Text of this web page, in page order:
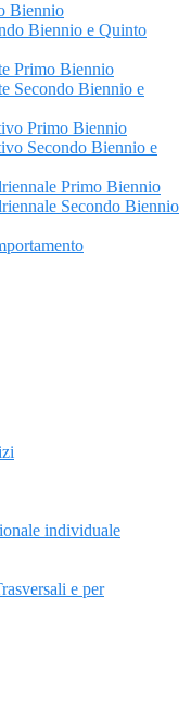
Biennio
Biennio e Quinto
Primo Biennio
Secondo Biennio e
Primo Biennio
Secondo Biennio e
Primo Biennio
Secondo Biennio
individuale
e per